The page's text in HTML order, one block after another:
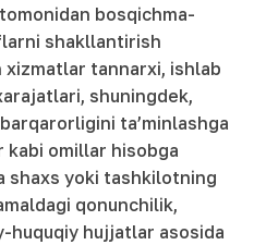
bosqichma-
shakllantirish
xizmatlar tannarxi, ishlab
shuningdek,
ta’minlashga
omillar hisobga
shaxs yoki tashkilotning
qonunchilik,
huquqiy hujjatlar asosida